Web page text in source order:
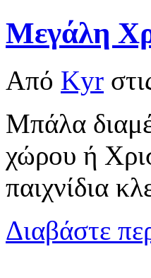
Μεγάλη
Από Kyr
Μπάλα
χώρου ή
παιχνίδια
Διαβάστε